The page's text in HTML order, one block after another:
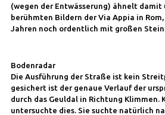
(wegen der Entwässerung) ähnelt
berühmten Bildern der Via Appia in
Jahren noch ordentlich mit großen
Bodenradar
Die Ausführung der Straße ist kein
gesichert ist der genaue Verlauf der
durch das Geuldal in Richtung Klimmen.
untersuchte dies. Sie suchte natürlich